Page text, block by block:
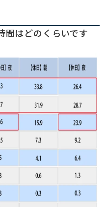
間はどのくらいです